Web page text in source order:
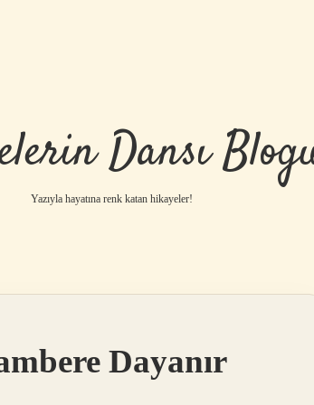
Dansı
Yazıyla hayatına renk katan hikayeler!
Dayanır